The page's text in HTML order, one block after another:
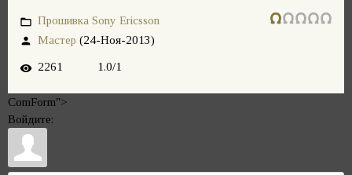
Прошивка Sony Ericsson
Мастер (24-Ноя-2013)
2261 1.0/1
ComForm">
Войдите: